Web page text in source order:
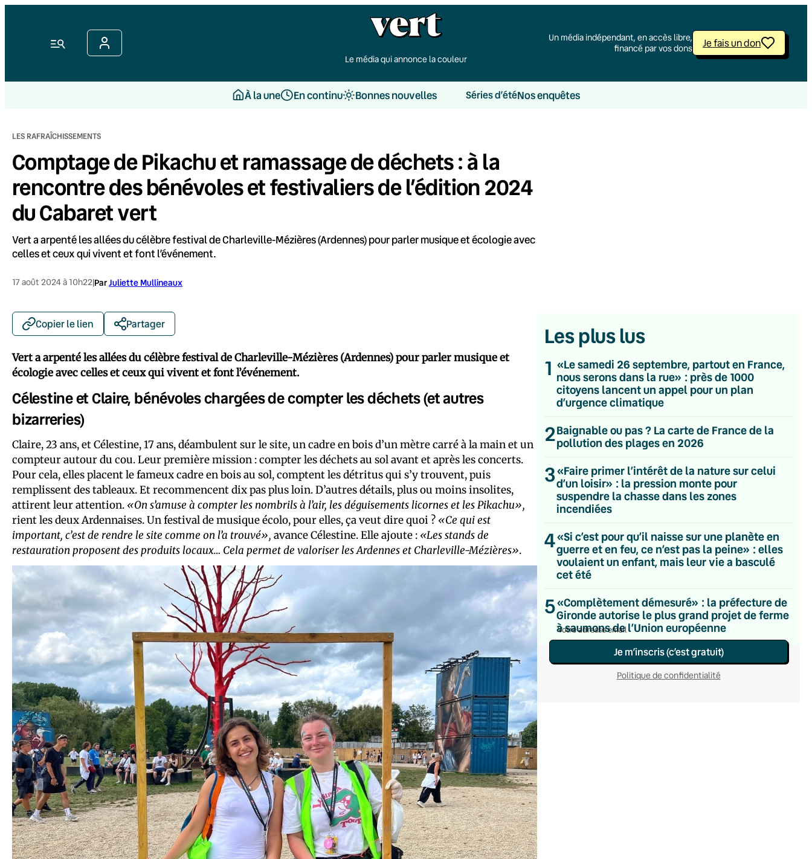
Menu
Le média qui annonce la couleur
Un média indépendant, en accès libre,
financé par vos dons
Je fais un don
À la une En continu Bonnes nouvelles Séries d’étéNos enquêtes
LES RAFRAÎCHISSEMENTS
Comptage de Pikachu et ramassage de déchets : à la
rencontre des bénévoles et festivaliers de l’édition 2024
du Cabaret vert
Vert a arpenté les allées du célèbre festival de Charleville-Mézières (Ardennes) pour parler musique et écologie avec
celles et ceux qui vivent et font l’événement.
17 août 2024 à 10h22|ParJuliette Mullineaux
Copier le lien Partager
Vert a arpenté les allées du célèbre festival de Charleville-Mézières (Ardennes) pour parler musique et
écologie avec celles et ceux qui vivent et font l’événement.
Célestine et Claire, bénévoles chargées de compter les déchets (et autres
bizarreries)
Claire, 23 ans, et Célestine, 17 ans, déambulent sur le site, un cadre en bois d’un mètre carré à la main et un
compteur autour du cou. Leur première mission : compter les déchets au sol avant et après les concerts.
Pour cela, elles placent le fameux cadre en bois au sol, comptent les détritus qui s’y trouvent, puis
remplissent des tableaux. Et recommencent dix pas plus loin. D’autres détails, plus ou moins insolites,
attirent leur attention. «On s’amuse à compter les nombrils à l’air, les déguisements licornes et les Pikachu»,
rient les deux Ardennaises. Un festival de musique écolo, pour elles, ça veut dire quoi ? «Ce qui est
important, c’est de rendre le site comme on l’a trouvé», avance Célestine. Elle ajoute : «Les stands de
restauration proposent des produits locaux… Cela permet de valoriser les Ardennes et Charleville-Mézières».
Les plus lus
1 «Le samedi 26 septembre, partout en France,
nous serons dans la rue» : près de 1000
citoyens lancent un appel pour un plan
d’urgence climatique
2Baignable ou pas ? La carte de France de la
pollution des plages en 2026
3«Faire primer l’intérêt de la nature sur celui
d’un loisir» : la pression monte pour
suspendre la chasse dans les zones
incendiées
4«Si c’est pour qu’il naisse sur une planète en
guerre et en feu, ce n’est pas la peine» : elles
voulaient un enfant, mais leur vie a basculé
cet été
5«Complètement démesuré» : la préfecture de
Gironde autorise le plus grand projet de ferme
à saumons de l’Union européenne
💌 Inscrivez-vous à nos newsletters
Quotidienne
Du lundi au vendredi
Hebdomadaire
Le samedi
Chaleurs Actuelles
C’était Mieux Après
Occasionnelle
Je m’inscris (c’est gratuit)
Politique de confidentialité